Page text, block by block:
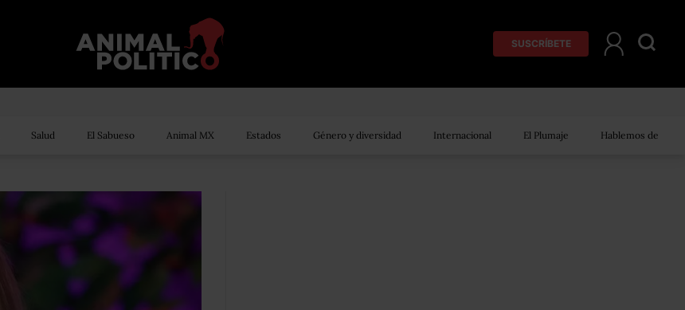
SUSCRÍBETE
Salud El Sabueso Animal MX Estados Género y diversidad Internacional El Plumaje Hablemos de